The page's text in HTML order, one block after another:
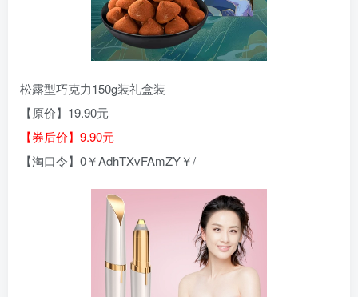
松露型巧克力150g装礼盒装
【原价】19.90元
【券后价】9.90元
【淘口令】0￥AdhTXvFAmZY￥/